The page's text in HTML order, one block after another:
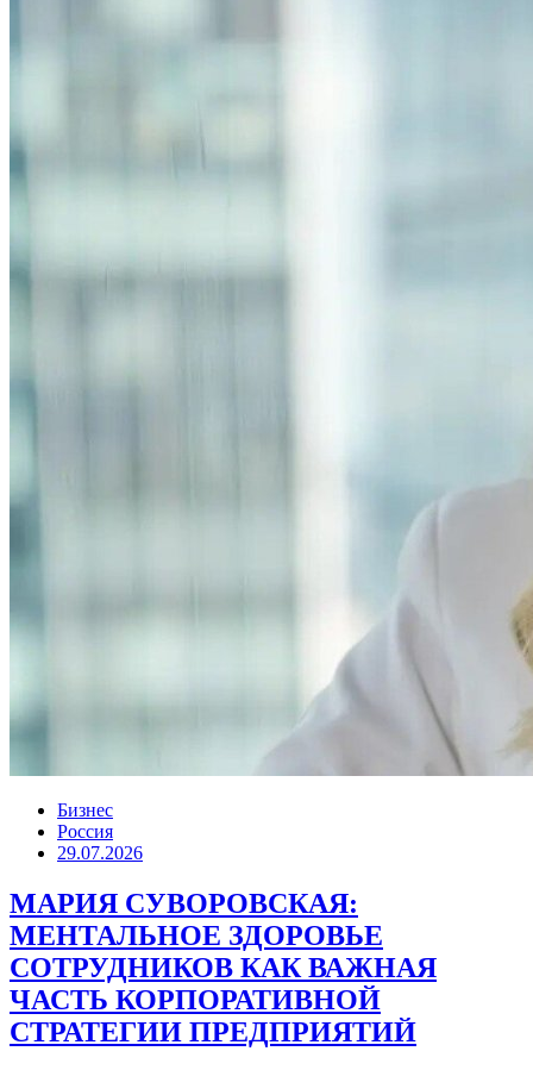
Бизнес
Россия
29.07.2026
МАРИЯ СУВОРОВСКАЯ:
МЕНТАЛЬНОЕ ЗДОРОВЬЕ
СОТРУДНИКОВ КАК ВАЖНАЯ
ЧАСТЬ КОРПОРАТИВНОЙ
СТРАТЕГИИ ПРЕДПРИЯТИЙ